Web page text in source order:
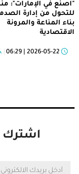
"اصنع في الإمارات":
للتحول من إدارة
بناء المناعة والمرونة
الاقتصادية
2026-05-22 | 06:29
اشترك